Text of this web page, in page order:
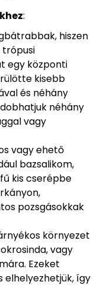
:
hiszen
trópusi
egy központi
kisebb
és néhány
néhány
vagy
vagy ehető
bazsalikom,
kis cserépbe
pozsgásokkak
környezet
vagy
Ezeket
elhelyezhetjük, így